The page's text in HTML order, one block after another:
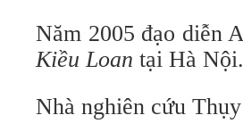
Năm 2005 đạo diễn
Kiều Loan tại Hà Nội.
Nhà nghiên cứu